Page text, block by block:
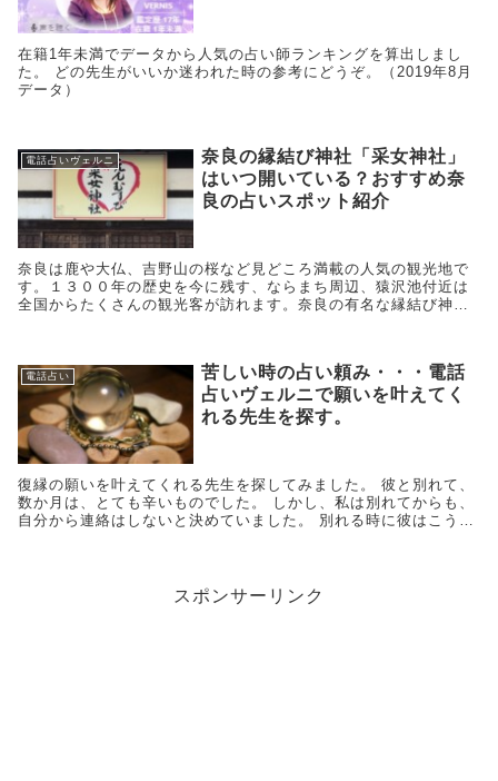
在籍1年未満でデータから人気の占い師ランキングを算出しまし
た。 どの先生がいいか迷われた時の参考にどうぞ。（2019年8月
データ）
電話占いヴェルニ
奈良の縁結び神社「采女神社」
はいつ開いている？おすすめ奈
良の占いスポット紹介
奈良は鹿や大仏、吉野山の桜など見どころ満載の人気の観光地で
す。１３００年の歴史を今に残す、ならまち周辺、猿沢池付近は
全国からたくさんの観光客が訪れます。奈良の有名な縁結び神社
里眼・ＪＡ奈良駅前店」の人気占い師楓（かえで）先生にお得に
鑑定してもらう裏技も。
電話占い
苦しい時の占い頼み・・・電話
占いヴェルニで願いを叶えてく
れる先生を探す。
復縁の願いを叶えてくれる先生を探してみました。 彼と別れて、
数か月は、とても辛いものでした。 しかし、私は別れてからも、
自分から連絡はしないと決めていました。 別れる時に彼はこう言
スポンサーリンク